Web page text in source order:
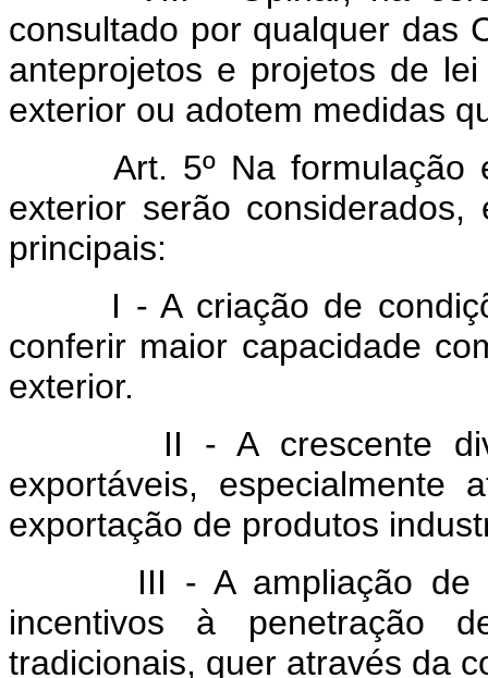
consultado por qualquer das
anteprojetos e projetos de
exterior ou adotem medidas
Art. 5º Na formulação
exterior serão
principais:
I - A criação de
conferir maior capacidade
exterior.
II - A crescente
exportáveis, especialmente
exportação de produtos
III - A ampliação de
incentivos à penetração
tradicionais, quer através da